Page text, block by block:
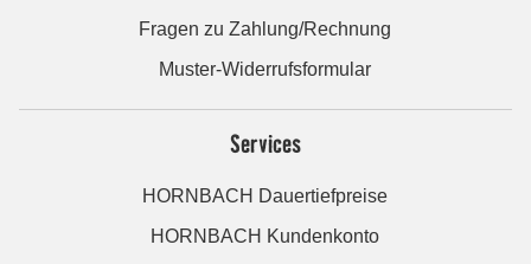
Fragen zu Zahlung/Rechnung
Muster-Widerrufsformular
Services
HORNBACH Dauertiefpreise
HORNBACH Kundenkonto